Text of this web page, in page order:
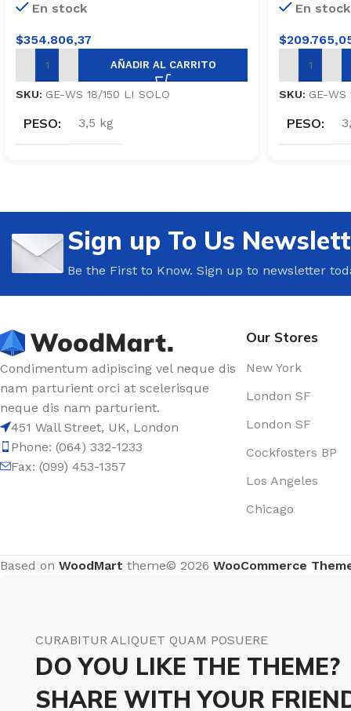
En stock
$354.806,37
AÑADIR AL CARRITO
SKU: GE-WS 18/150 LI SOLO
PESO 3,5 kg
En stock
$
SKU: GE-WS
PESO
Sign up To Us
Be the First to Know. Sign up to newsletter
Condimentum adipiscing vel neque dis
nam parturient orci at scelerisque
neque dis nam parturient.
451 Wall Street, UK, London
Phone: (064) 332-1233
Fax: (099) 453-1357
Our Stores
New York
London SF
London SF
Cockfosters BP
Los Angeles
Chicago
Based on WoodMart theme© 2026 WooCommerce
CURABITUR ALIQUET QUAM POSUERE
DO YOU LIKE THE THEME?
SHARE WITH YOUR